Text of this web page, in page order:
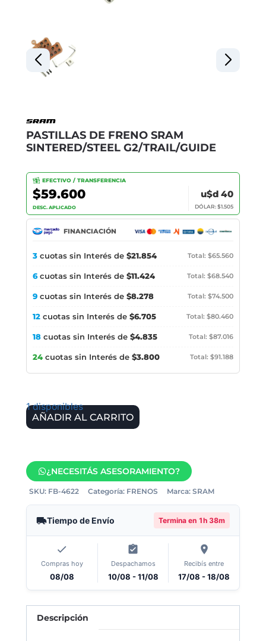
PASTILLAS DE FRENO SRAM
SINTERED/STEEL G2/TRAIL/GUIDE
EFECTIVO / TRANSFERENCIA
$59.600
DESC. APLICADO
u$d 40
DÓLAR: $1.505
FINANCIACIÓN
3 cuotas sin Interés de $21.854 Total: $65.560
6cuotas sin Interés de $11.424 Total: $68.540
9 cuotas sin Interés de $8.278 Total: $74.500
12 cuotas sin Interés de $6.705 Total: $80.460
18 cuotas sin Interés de $4.835 Total: $87.016
24 cuotas sin Interés de $3.800 Total: $91.188
1 disponibles
AÑADIR AL CARRITO
¿NECESITÁS ASESORAMIENTO?
SKU: FB-4622 Categoría: FRENOS Marca: SRAM
Tiempo de Envío Termina en 1h 38m
Compras hoy
08/08
Despachamos
10/08 - 11/08
Recibís entre
17/08 - 18/08
Descripción